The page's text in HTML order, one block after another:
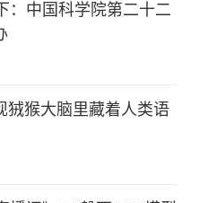
：中国科学院第二十二
狨猴大脑里藏着人类语